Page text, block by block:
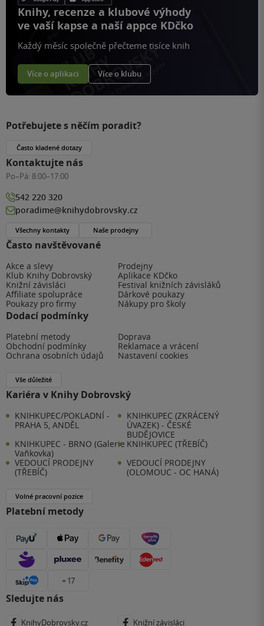
Knihy, recenze a klubové výhody
ve vaší kapse a naší appce KDčko
Každý měsíc společně přečteme tisíce knih
Více o aplikaci Více o klubu
Často navštěvované
Akce a slevy
Prodejny
Klub Knihy Dobrovský
Aplikace KDčko
Knižní závisláci
Festival knižních závisláků
Affiliate spolupráce
Dárkové poukazy
Poukazy pro firmy
Nákupy pro školy
Dodací podmínky
Platební metody
Doprava
Obchodní podmínky
Reklamace a vrácení
Ochrana osobních údajů
Nastavení cookies
Vše důležité
Kariéra v Knihy Dobrovský
KNIHKUPEC/POKLADNÍ -
PRAHA 5, ANDĚL
KNIHKUPEC (ZKRÁCENÝ
ÚVAZEK) - ČESKÉ
BUDĚJOVICE
KNIHKUPEC - BRNO (Galerie
Vaňkovka)
KNIHKUPEC (TŘEBÍČ)
VEDOUCÍ PRODEJNY
(TŘEBÍČ)
VEDOUCÍ PRODEJNY
(OLOMOUC - OC HANÁ)
Volné pracovní pozice
Platební metody
+ 17
Sledujte nás
KnihyDobrovsky.cz Knižní závisláci
Potřebujete s něčím poradit?
Často kladené dotazy
Kontaktujte nás
Po–Pá: 8:00–17:00
542 220 320
poradime@knihydobrovsky.cz
Všechny kontakty Naše prodejny